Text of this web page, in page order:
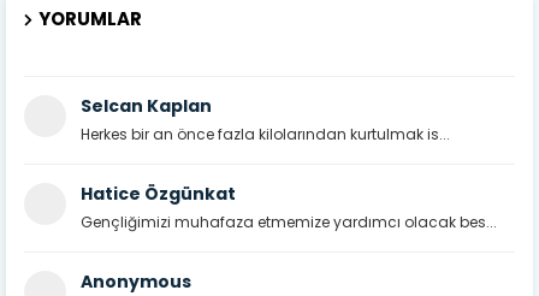
YORUMLAR
Selcan Kaplan
Herkes bir an önce fazla kilolarından kurtulmak is...
Hatice Özgünkat
Gençliğimizi muhafaza etmemize yardımcı olacak bes...
Anonymous